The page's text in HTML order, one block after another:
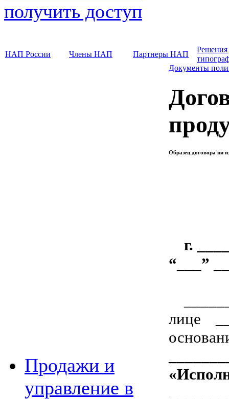
получить доступ
НАП России Члены НАП Партнеры НАП
Решения
Продажи и
управление в
Документы
Образец договора ни
г.
“___”
лице